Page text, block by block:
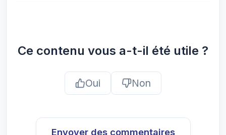
Ce contenu vous a-t-il été utile ?
Oui Non
Envoyer des commentaires